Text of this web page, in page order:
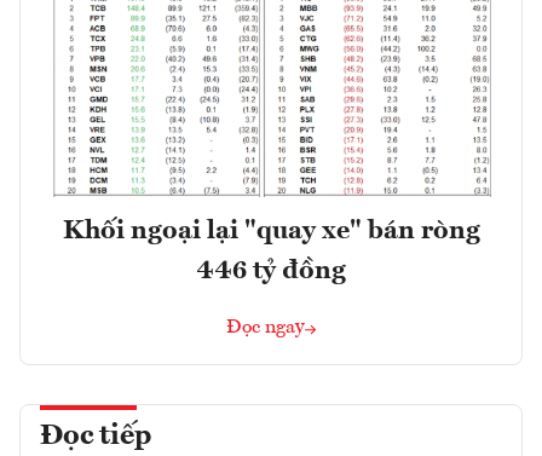
Khối ngoại lại "quay xe" bán ròng
446 tỷ đồng
Đọc ngay
Đọc tiếp